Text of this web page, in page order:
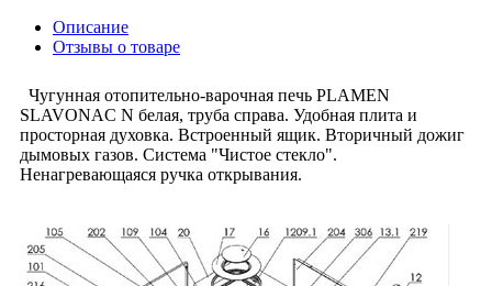
Описание
Отзывы о товаре
Чугунная отопительно-варочная печь PLAMEN
SLAVONAC N белая, труба справа. Удобная плита и
просторная духовка. Встроенный ящик. Вторичный дожиг
дымовых газов. Система "Чистое стекло".
Ненагревающаяся ручка открывания.